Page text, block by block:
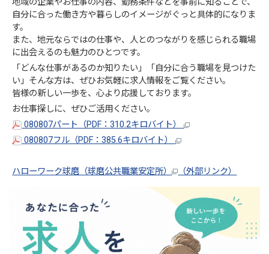
地域の企業やお仕事の内容、勤務条件などを事前に知ることで、
自分に合った働き方や暮らしのイメージがぐっと具体的になりま
す。
また、地元ならではの仕事や、人とのつながりを感じられる職場
に出会えるのも魅力のひとつです。
「どんな仕事があるのか知りたい」「自分に合う職場を見つけた
い」そんな方は、ぜひお気軽に求人情報をご覧ください。
皆様の新しい一歩を、心より応援しております。
お仕事探しに、ぜひご活用ください。
080807パート（PDF：310.2キロバイト）
080807フル（PDF：385.6キロバイト）
ハローワーク球磨（球磨公共職業安定所） （外部リンク）